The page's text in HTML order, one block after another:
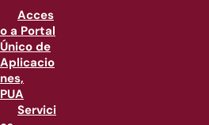
Acces
o a Portal
Único de
Aplicacio
nes,
PUA
Servici